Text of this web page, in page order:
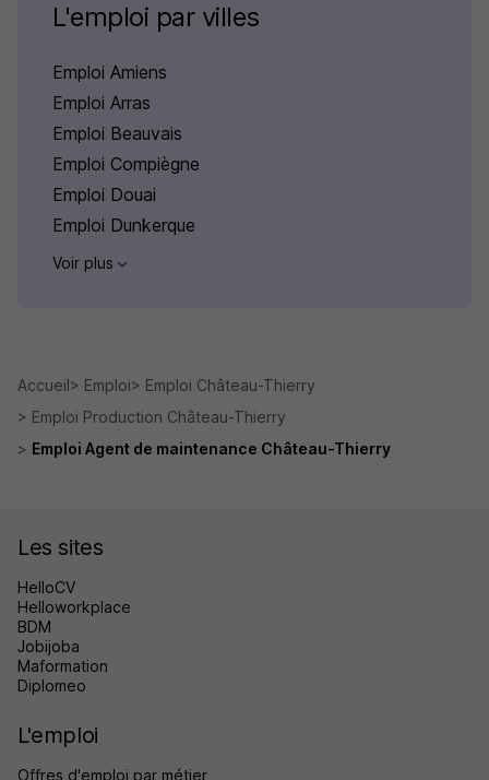
L'emploi par villes
Emploi Amiens
Emploi Arras
Emploi Beauvais
Emploi Compiègne
Emploi Douai
Emploi Dunkerque
Voir plus
Accueil Emploi
Emploi Château-Thierry
Emploi Production Château-Thierry
Emploi Agent de maintenance Château-Thierry
Les sites
HelloCV
Helloworkplace
BDM
Jobijoba
Maformation
Diplomeo
L'emploi
Offres d'emploi par métier